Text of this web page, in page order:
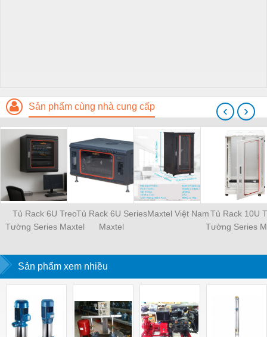
Sản phẩm cùng nhà cung cấp
Tủ Rack 6U Treo
Tường Series Maxtel
Tủ Rack 6U Series
Maxtel
Maxtel Việt NamTủ Rack 10U
Tường Series
‹ ›
Sản phẩm xem nhiều